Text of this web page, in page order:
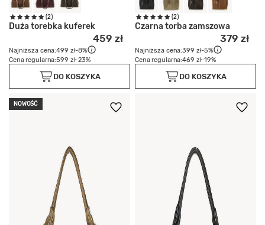
(2)
Duża torebka kuferek
459 zł
Najniższa cena:499 zł-8%
Cena regularna:599 zł-23%
DO KOSZYKA
(2)
Czarna torba zamszowa
379 zł
Najniższa cena:399 zł-5%
Cena regularna:469 zł-19%
DO KOSZYKA
NOWOŚĆ